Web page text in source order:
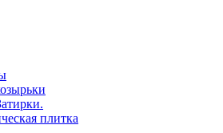
плитка